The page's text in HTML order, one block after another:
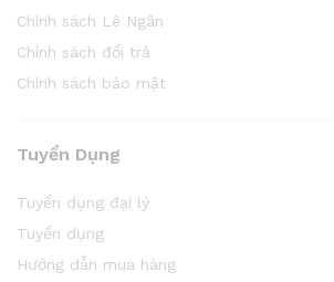
Chính sách Lê Ngân
Chính sách đổi trả
Chính sách bảo mật
Tuyển Dụng
Tuyển dụng đại lý
Tuyển dụng
Hướng dẫn mua hàng